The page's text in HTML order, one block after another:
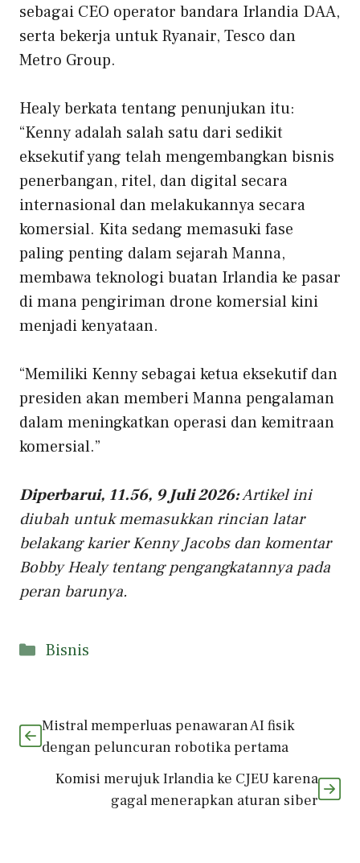
sebagai CEO operator bandara Irlandia DAA,
serta bekerja untuk Ryanair, Tesco dan
Metro Group.
Healy berkata tentang penunjukan itu:
“Kenny adalah salah satu dari sedikit
eksekutif yang telah mengembangkan bisnis
penerbangan, ritel, dan digital secara
internasional dan melakukannya secara
komersial. Kita sedang memasuki fase
paling penting dalam sejarah Manna,
membawa teknologi buatan Irlandia ke pasar
di mana pengiriman drone komersial kini
menjadi kenyataan.
“Memiliki Kenny sebagai ketua eksekutif dan
presiden akan memberi Manna pengalaman
dalam meningkatkan operasi dan kemitraan
komersial.”
Diperbarui, 11.56, 9 Juli 2026:Artikel ini
diubah untuk memasukkan rincian latar
belakang karier Kenny Jacobs dan komentar
Bobby Healy tentang pengangkatannya pada
peran barunya.
Kategori
Bisnis
Mistral memperluas penawaran AI fisik
dengan peluncuran robotika pertama
Komisi merujuk Irlandia ke CJEU karena
gagal menerapkan aturan siber